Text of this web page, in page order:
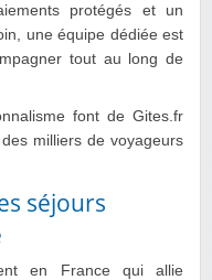
protégés et un
une équipe dédiée est
tout au long de
font de Gites.fr
milliers de voyageurs
séjours
en France qui allie